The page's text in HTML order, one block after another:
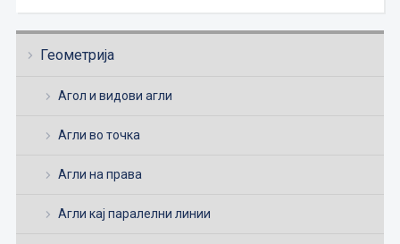
Геометрија
Агол и видови агли
Агли во точка
Агли на права
Агли кај паралелни линии